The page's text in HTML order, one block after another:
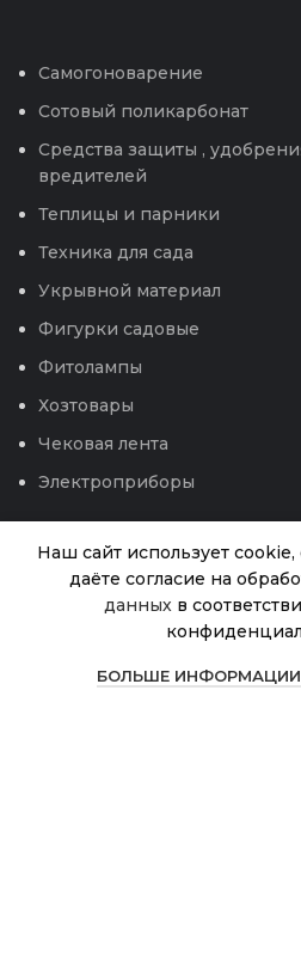
Самогоноварение
Сотовый поликарбонат
Средства защиты ,
вредителей
Теплицы и парники
Техника для сада
Укрывной материал
Фигурки садовые
Фитолампы
Хозтовары
Чековая лента
Электроприборы
Наш сайт использует cookie,
даёте согласие на
данных в
БОЛЬШЕ ИНФОРМАЦИИ
Александра (ФВА)
Магазин Избранное